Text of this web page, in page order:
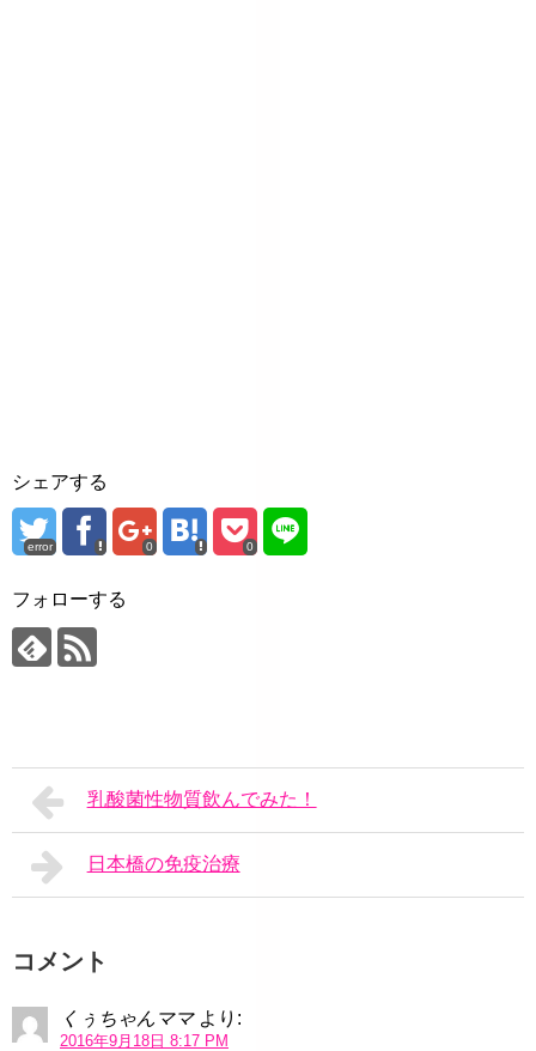
シェアする
error 0 0
フォローする
乳酸菌性物質飲んでみた！
日本橋の免疫治療
コメント
くぅちゃんママ より:
2016年9月18日 8:17 PM